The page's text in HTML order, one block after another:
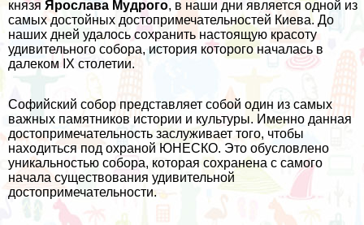
князя Ярослава Мудрого, в наши дни является одной из
самых достойных достопримечательностей Киева. До
наших дней удалось сохранить настоящую красоту
удивительного собора, история которого началась в
далеком IX столетии.
Софийский собор представляет собой один из самых
важных памятников истории и культуры. Именно данная
достопримечательность заслуживает того, чтобы
находиться под охраной ЮНЕСКО. Это обусловлено
уникальностью собора, которая сохранена с самого
начала существования удивительной
достопримечательности.